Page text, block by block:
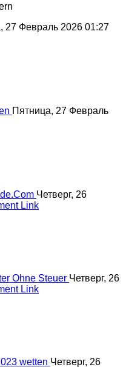
27 Февраль 2026 01:27
Пятница, 27 Февраль
Четверг, 26
Link
Ohne Steuer Четверг, 26
Link
wetten Четверг, 26